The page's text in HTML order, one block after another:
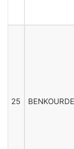
25